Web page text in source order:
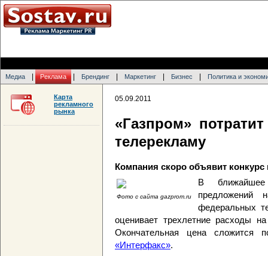
Медиа Реклама Брендинг Маркетинг Бизнес Политика и
05.09.2011
«Газпром»
телерекламу
Компания скоро объявит
Фото с сайта gazprom.ru
В
предложений
федеральных
оценивает трехлетние расходы
Окончательная цена сложится
«Интерфакс».
Карта
рекламного
рынка